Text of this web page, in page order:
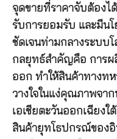
จุดขายที่ราคาจับต้องไ
รับการยอมรับ และมีนโ
ชัดเจนท่ามกลางระบบ
กลยุทธ์สำคัญคือ การผ
ออก ทำให้สินค้าทางท
วางใจในแง่คุณภาพจา
เอเชียตะวันออกเฉียง
สินค้ายุทโธปกรณ์ของอิ